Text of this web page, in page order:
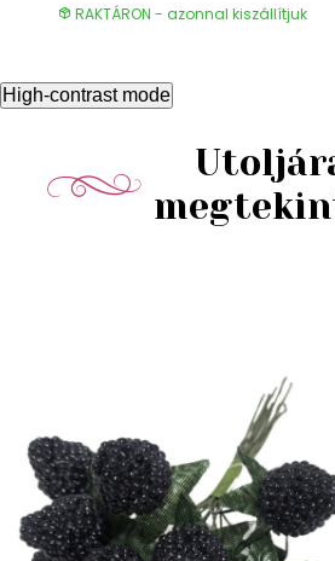
RAKTÁRON - azonnal kiszállítjuk
High-contrast mode